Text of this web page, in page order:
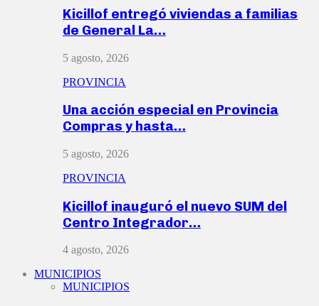
Kicillof entregó viviendas a familias
de General La…
5 agosto, 2026
PROVINCIA
Una acción especial en Provincia
Compras y hasta…
5 agosto, 2026
PROVINCIA
Kicillof inauguró el nuevo SUM del
Centro Integrador…
4 agosto, 2026
MUNICIPIOS
MUNICIPIOS